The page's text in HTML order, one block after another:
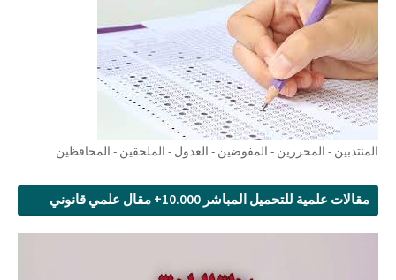
المنتدبين - المحررين - المفوضين - العدول - الملحقين - المحافظين
مقالات علمية للتحميل المباشر 10.000+ مقال علمي قانوني